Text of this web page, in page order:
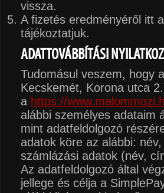
vissza.
A fizetés eredményéről itt
tájékoztatjuk.
ADATTOVÁBBÍTÁSI
Tudomásul veszem, hogy
Kecskemét, Korona utca
a https://
alábbi személyes adataim
mint adatfeldolgozó
adatok köre az alábbi:
számlázási adatok (név,
Az adatfeldolgozó által
jellege és célja a